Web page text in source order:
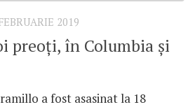
2019
preoți, în Columbia și
a fost asasinat la 18